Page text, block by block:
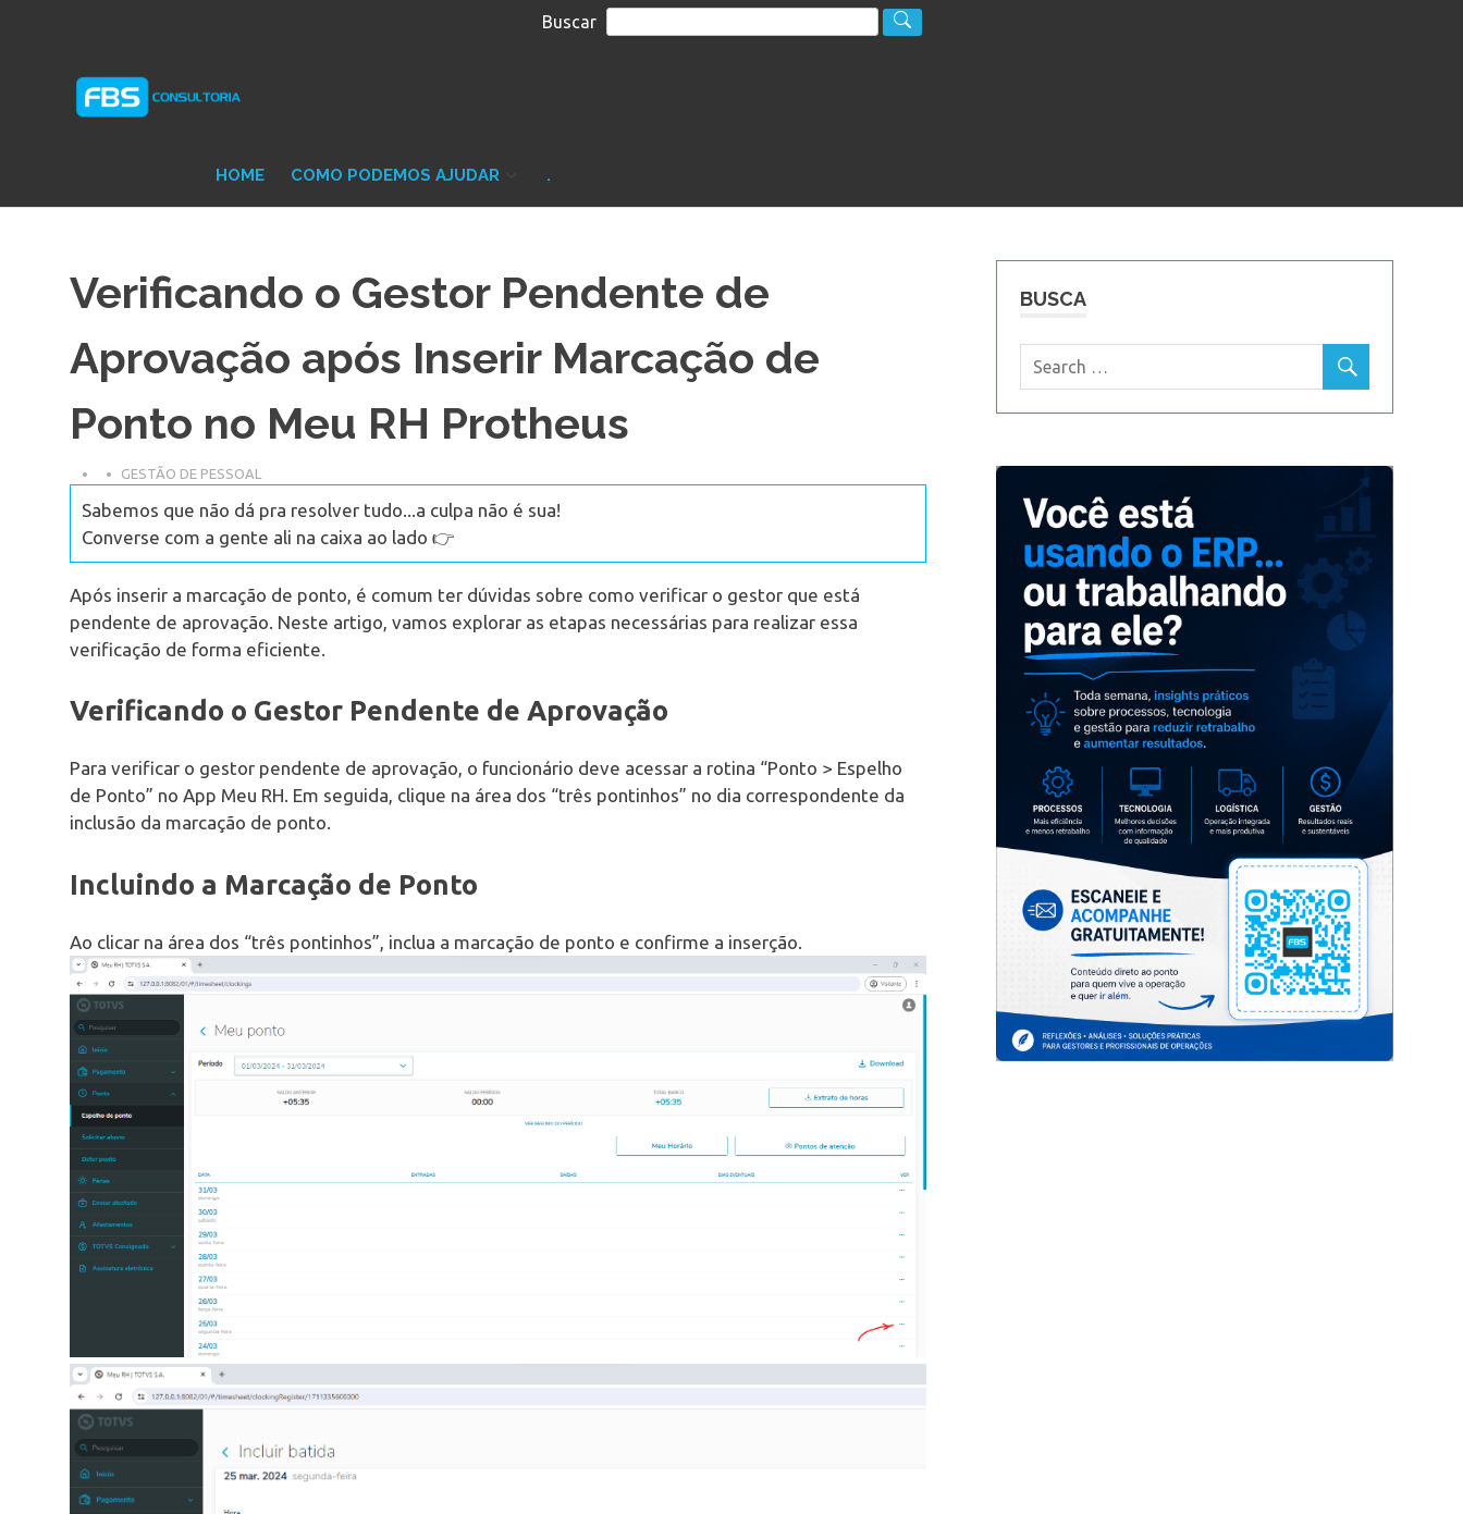
Buscar
Protheus
TOTVS
HOME COMO PODEMOS AJUDAR .
Verificando o Gestor Pendente de
Aprovação após Inserir Marcação de
Ponto no Meu RH Protheus
GESTÃO DE PESSOAL
Sabemos que não dá pra resolver tudo...a culpa não é sua!
Converse com a gente ali na caixa ao lado 👉
Após inserir a marcação de ponto, é comum ter dúvidas sobre como verificar o gestor que está
pendente de aprovação. Neste artigo, vamos explorar as etapas necessárias para realizar essa
verificação de forma eficiente.
Verificando o Gestor Pendente de Aprovação
Para verificar o gestor pendente de aprovação, o funcionário deve acessar a rotina “Ponto > Espelho
de Ponto” no App Meu RH. Em seguida, clique na área dos “três pontinhos” no dia correspondente da
inclusão da marcação de ponto.
Incluindo a Marcação de Ponto
Ao clicar na área dos “três pontinhos”, inclua a marcação de ponto e confirme a inserção.
BUSCA